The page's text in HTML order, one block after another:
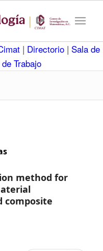
| Directorio | Sala de
Trabajo
method for
composite